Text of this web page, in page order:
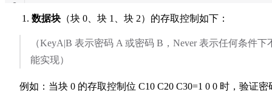
9
数据块 （块 0、块 1、块 2）的存取控制如下：
（KeyA|B 表示密码 A 或密码 B，Never 表示任何条件下
能实现）
例如：当块 0 的存取控制位 C10 C20 C30=1 0 0 时，验证密